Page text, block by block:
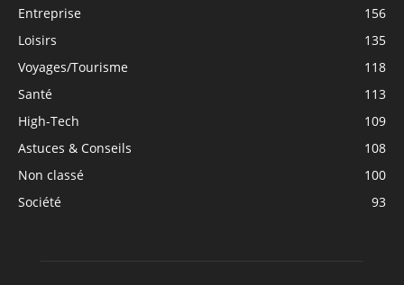
Entreprise
156
Loisirs
135
Voyages/Tourisme
118
Santé
113
High-Tech
109
Astuces & Conseils
108
Non classé
100
Société
93